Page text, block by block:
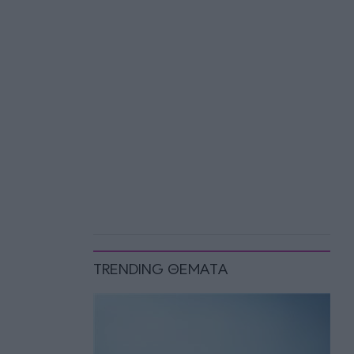
TRENDING ΘΕΜΑΤΑ